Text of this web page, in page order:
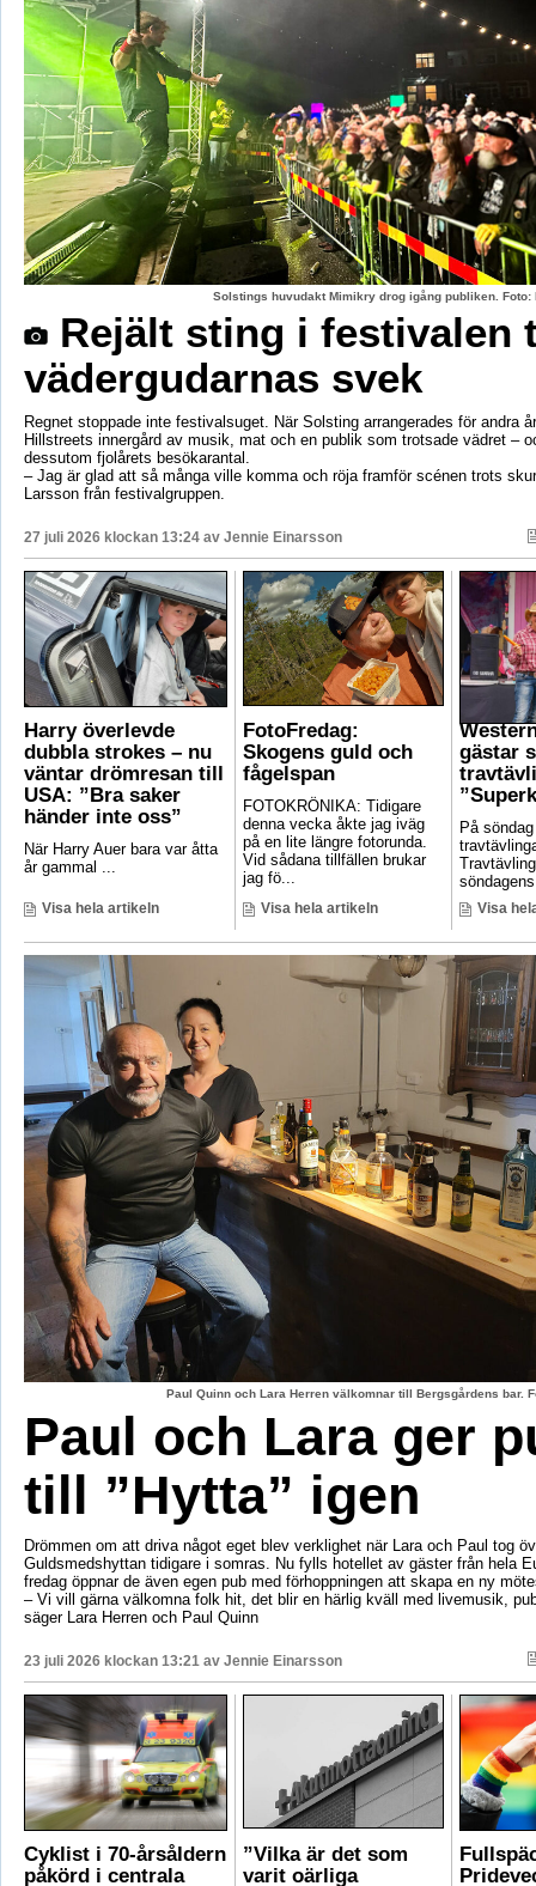
Solstings huvudakt Mimikry drog igång publiken.
Rejält sting i festivalen
vädergudarnas svek
Regnet stoppade inte festivalsuget. När Solsting arrangerades för andra
Hillstreets innergård av musik, mat och en publik som trotsade vädret –
dessutom fjolårets besökarantal.
– Jag är glad att så många ville komma och röja framför scénen trots
Larsson från festivalgruppen.
27 juli 2026 klockan 13:24 av Jennie Einarsson
Harry överlevde
dubbla strokes – nu
väntar drömresan till
USA: ”Bra saker
händer inte oss”
När Harry Auer bara var åtta
år gammal ...
Visa hela artikeln
FotoFredag:
Skogens guld och
fågelspan
FOTOKRÖNIKA: Tidigare
denna vecka åkte jag iväg
på en lite längre fotorunda.
Vid sådana tillfällen brukar
jag fö...
Visa hela artikeln
gästar
På
Visa
Paul Quinn och Lara Herren välkomnar till Bergsgårdens bar.
Paul och Lara ger
till ”Hytta” igen
Drömmen om att driva något eget blev verklighet när Lara och Paul tog
Guldsmedshyttan tidigare i somras. Nu fylls hotellet av gäster från hela
fredag öppnar de även egen pub med förhoppningen att skapa en ny
– Vi vill gärna välkomna folk hit, det blir en härlig kväll med livemusik,
säger Lara Herren och Paul Quinn
23 juli 2026 klockan 13:21 av Jennie Einarsson
Cyklist i 70-årsåldern
påkörd i centrala
”Vilka är det som
varit oärliga